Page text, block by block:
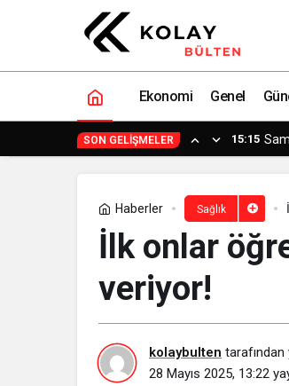
Ekonomi Genel
SON GELIŞMELER 15:15
Haberler Sağlık
İlk onlar
veriyor!
kolaybulten tarafından
28 Mayıs 2025, 13:22
Doğru yaşam tarzı